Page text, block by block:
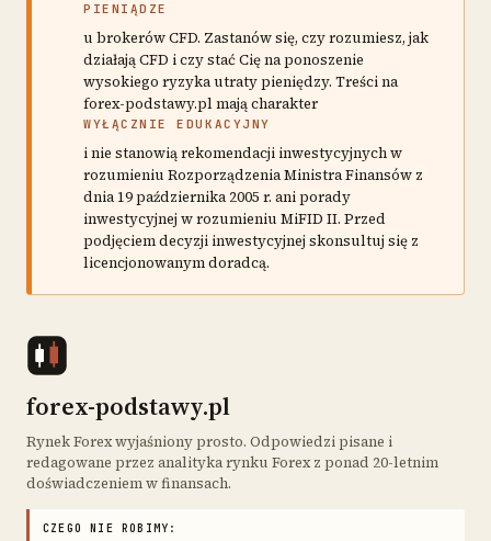
PIENIĄDZE
u brokerów CFD. Zastanów się, czy rozumiesz, jak
działają CFD i czy stać Cię na ponoszenie
wysokiego ryzyka utraty pieniędzy. Treści na
forex-podstawy.pl mają charakter
WYŁĄCZNIE EDUKACYJNY
i nie stanowią rekomendacji inwestycyjnych w
rozumieniu Rozporządzenia Ministra Finansów z
dnia 19 października 2005 r. ani porady
inwestycyjnej w rozumieniu MiFID II. Przed
podjęciem decyzji inwestycyjnej skonsultuj się z
licencjonowanym doradcą.
forex-podstawy.pl
Rynek Forex wyjaśniony prosto. Odpowiedzi pisane i
redagowane przez analityka rynku Forex z ponad 20-letnim
doświadczeniem w finansach.
CZEGO NIE ROBIMY: